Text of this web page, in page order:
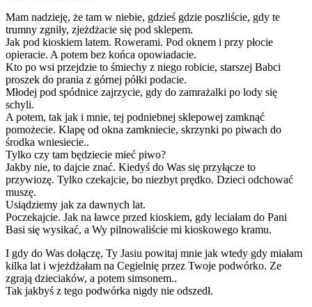
Mam nadzieję, że tam w niebie, gdzieś gdzie poszliście, gdy te
trumny zgniły, zjeżdżacie się pod sklepem.
Jak pod kioskiem latem. Rowerami. Pod oknem i przy płocie
opieracie. A potem bez końca opowiadacie.
Kto po wsi przejdzie to śmiechy z niego robicie, starszej Babci
proszek do prania z górnej półki podacie.
Młodej pod spódnice zajrzycie, gdy do zamrażalki po lody się
schyli.
A potem, tak jak i mnie, tej podniebnej sklepowej zamknąć
pomożecie. Klapę od okna zamkniecie, skrzynki po piwach do
środka wniesiecie..
Tylko czy tam będziecie mieć piwo?
Jakby nie, to dajcie znać. Kiedyś do Was się przyłącze to
przywiozę. Tylko czekajcie, bo niezbyt prędko. Dzieci odchować
muszę.
Usiądziemy jak za dawnych lat.
Poczekajcie. Jak na ławce przed kioskiem, gdy leciałam do Pani
Basi się wysikać, a Wy pilnowaliście mi kioskowego kramu.
I gdy do Was dołączę, Ty Jasiu powitaj mnie jak wtedy gdy miałam
kilka lat i wjeżdżałam na Cegielnię przez Twoje podwórko. Ze
zgrają dzieciaków, a potem simsonem..
Tak jakbyś z tego podwórka nigdy nie odszedł.